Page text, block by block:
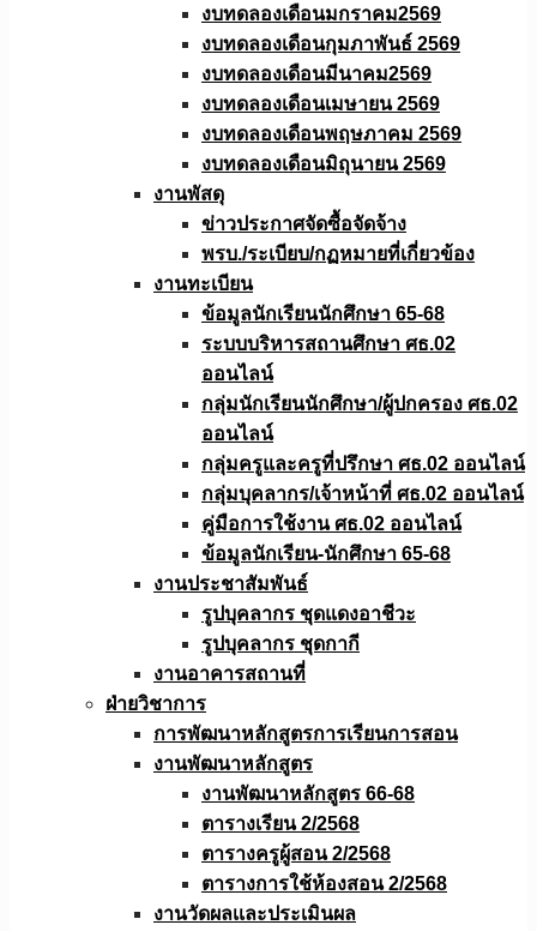
งบทดลองเดือนมกราคม2569
งบทดลองเดือนกุมภาพันธ์ 2569
งบทดลองเดือนมีนาคม2569
งบทดลองเดือนเมษายน 2569
งบทดลองเดือนพฤษภาคม 2569
งบทดลองเดือนมิถุนายน 2569
งานพัสดุ
ข่าวประกาศจัดซื้อจัดจ้าง
พรบ./ระเบียบ/กฏหมายที่เกี่ยวข้อง
งานทะเบียน
ข้อมูลนักเรียนนักศึกษา 65-68
ระบบบริหารสถานศึกษา ศธ.02
ออนไลน์
กลุ่มนักเรียนนักศึกษา/ผู้ปกครอง ศธ.02
ออนไลน์
กลุ่มครูและครูที่ปรึกษา ศธ.02 ออนไลน์
กลุ่มบุคลากร/เจ้าหน้าที่ ศธ.02 ออนไลน์
คู่มือการใช้งาน ศธ.02 ออนไลน์
ข้อมูลนักเรียน-นักศึกษา 65-68
งานประชาสัมพันธ์
รูปบุคลากร ชุดแดงอาชีวะ
รูปบุคลากร ชุดกากี
งานอาคารสถานที่
ฝ่ายวิชาการ
การพัฒนาหลักสูตรการเรียนการสอน
งานพัฒนาหลักสูตร
งานพัฒนาหลักสูตร 66-68
ตารางเรียน 2/2568
ตารางครูผู้สอน 2/2568
ตารางการใช้ห้องสอน 2/2568
งานวัดผลเเละประเมินผล